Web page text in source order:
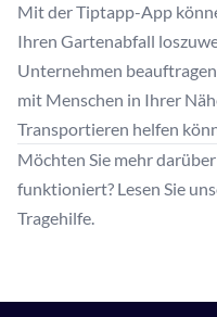
Mit der Tiptapp-App
Ihren Gartenabfall
Unternehmen
mit Menschen in Ihrer
Transportieren helfen
Möchten Sie mehr
funktioniert? Lesen Sie
Tragehilfe.